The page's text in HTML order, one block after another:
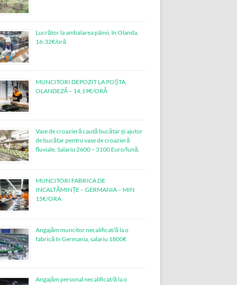
Lucrător la ambalarea pâinii, în Olanda,
16-32€/oră
MUNCITORI DEPOZIT LA POȘTA
OLANDEZĂ – 14,19€/ORĂ
Vase de croazieră caută bucătar și ajutor
de bucătar pentru vase de croazieră
fluviale. Salariu 2600 – 3100 Euro/lună.
MUNCITORI FABRICA DE
INCALTĂMINȚE – GERMANIA – MIN
15€/ORA
Angajăm muncitor necalificat/ă la o
fabrică în Germania, salariu 1800€
Angajăm personal necalificat/ă la o